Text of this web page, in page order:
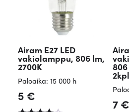
Airam E27 LED
vakiolamppu, 806 lm,
2700K
Paloaika: 15 000 h
5€
7€